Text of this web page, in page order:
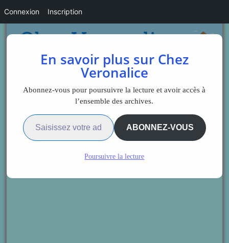
En savoir plus sur Chez
Veronalice
Abonnez-vous pour poursuivre la lecture et avoir accès à
l’ensemble des archives.
Saisissez votre adresse e-mail…
ABONNEZ-VOUS
Poursuivre la lecture
Connexion Inscription